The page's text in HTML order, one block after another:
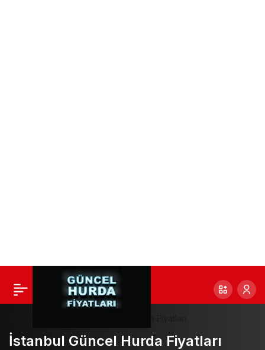
İstanbul Güncel Hurda Fiyatları